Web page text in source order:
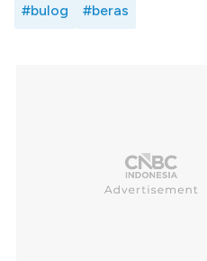
#bulog #beras